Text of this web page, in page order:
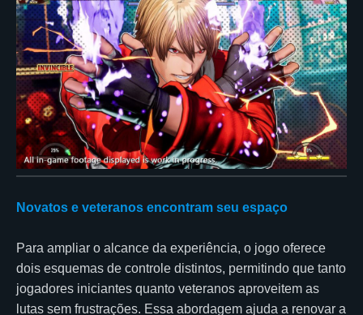
Novatos e veteranos encontram seu espaço
Para ampliar o alcance da experiência, o jogo oferece
dois esquemas de controle distintos, permitindo que tanto
jogadores iniciantes quanto veteranos aproveitem as
lutas sem frustrações. Essa abordagem ajuda a renovar a